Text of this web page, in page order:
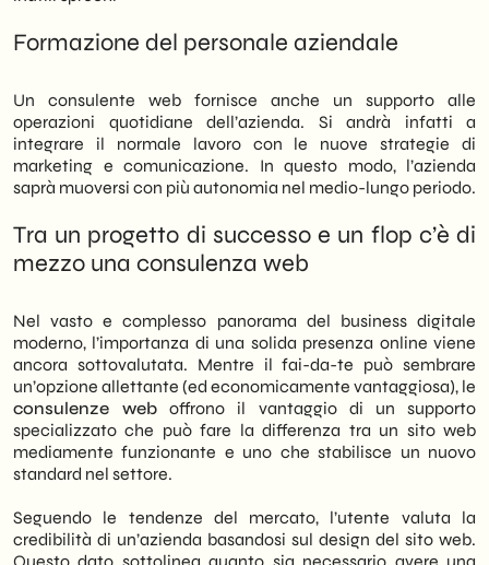
Formazione del personale aziendale
Un consulente web fornisce anche un supporto alle
operazioni quotidiane dell’azienda. Si andrà infatti a
integrare il normale lavoro con le nuove strategie di
marketing e comunicazione. In questo modo, l’azienda
saprà muoversi con più autonomia nel medio-lungo periodo.
Tra un progetto di successo e un flop c’è di
mezzo una consulenza web
Nel vasto e complesso panorama del business digitale
moderno, l’importanza di una solida presenza online viene
ancora sottovalutata. Mentre il fai-da-te può sembrare
un’opzione allettante (ed economicamente vantaggiosa), le
consulenze web offrono il vantaggio di un supporto
specializzato che può fare la differenza tra un sito web
mediamente funzionante e uno che stabilisce un nuovo
standard nel settore.
Seguendo le tendenze del mercato, l’utente valuta la
credibilità di un’azienda basandosi sul design del sito web.